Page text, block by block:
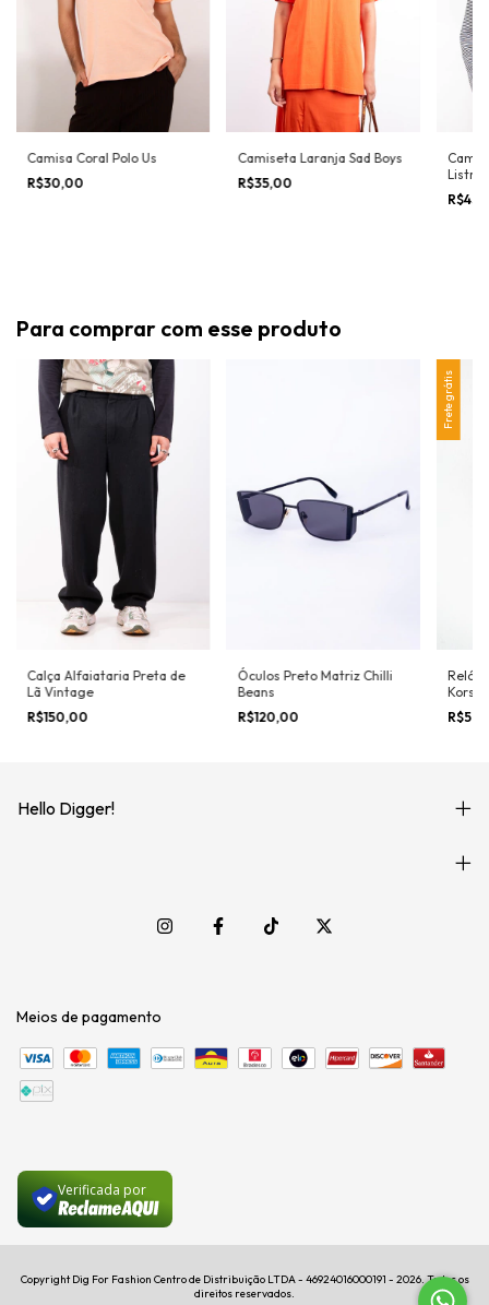
Camisa Coral Polo Us
R$30,00
Camiseta Laranja Sad Boys
R$35,00
Para comprar com esse produto
Calça Alfaiataria Preta de
Lã Vintage
R$150,00
Óculos Preto Matriz Chilli
Beans
R$120,00
Frete grátis
Kors
Hello Digger!
Meios de pagamento
Verificada por
Copyright Dig For Fashion Centro de Distribuição LTDA - 46924016000191 - 2026. Todos os
direitos reservados.